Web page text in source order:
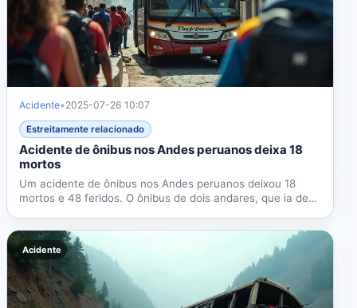
Acidente• 2025-07-26 10:07
Estreitamente relacionado
Acidente de ônibus nos Andes peruanos deixa 18
mortos
Um acidente de ônibus nos Andes peruanos deixou 18
mortos e 48 feridos. O ônibus de dois andares, que ia de
Acidente